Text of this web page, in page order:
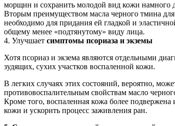
морщин и сохранить молодой вид кожи намного
Вторым преимуществом масла черного тмина
необходимо для придания ей гладкой и
общему менее «подтянутому» виду лица.
4. Улучшает симптомы псориаза и экземы
Хотя псориаз и экзема являются отдельными
зудящих, сухих участков воспаленной кожи.
В легких случаях этих состояний, вероятно,
противовоспалительным свойствам масло
Кроме того, воспаленная кожа более
кожи и ускорить процесс заживления ран.